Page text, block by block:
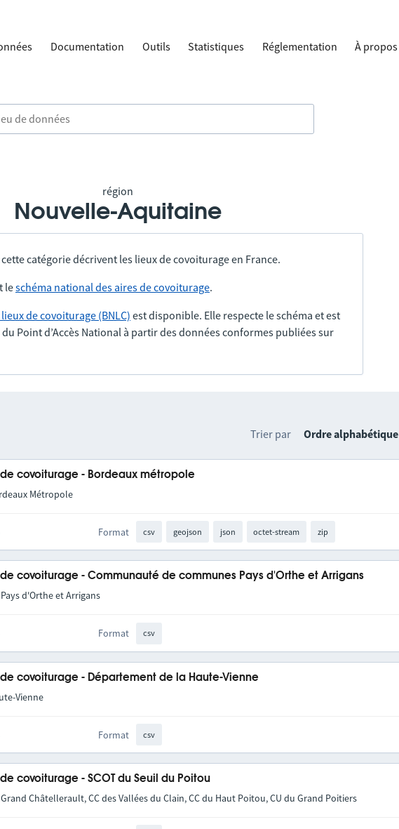
Documentation Outils Statistiques Réglementation À propos
région
Nouvelle-Aquitaine
catégorie décrivent les lieux de covoiturage en France.
leschéma national des aires de covoiturage.
de covoiturage (BNLC) est disponible. Elle respecte le schéma et est
Point d’Accès National à partir des données conformes publiées sur
Trier par Ordre alphabétique
de covoiturage - Bordeaux métropole
Métropole
Format csv geojson json octet-stream zip
de covoiturage - Communauté de communes Pays d'Orthe et Arrigans
Pays d'Orthe et Arrigans
Format csv
de covoiturage - Département de la Haute-Vienne
Vienne
Format csv
de covoiturage - SCOT du Seuil du Poitou
Grand Châtellerault, CC des Vallées du Clain, CC du Haut Poitou, CU du Grand Poitiers